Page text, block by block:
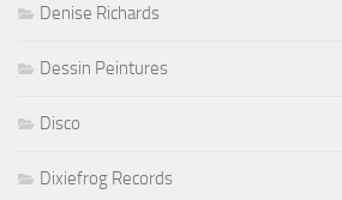
Denise Richards
Dessin Peintures
Disco
Dixiefrog Records